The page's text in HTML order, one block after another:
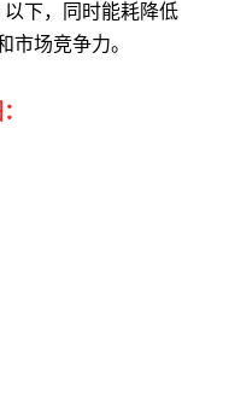
下，同时能耗降低
市场竞争力。